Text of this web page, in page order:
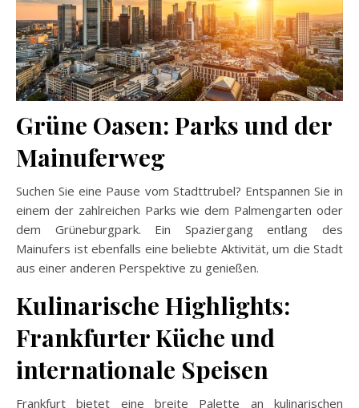
Grüne Oasen: Parks und der
Mainuferweg
Suchen Sie eine Pause vom Stadttrubel? Entspannen Sie in
einem der zahlreichen Parks wie dem Palmengarten oder
dem Grüneburgpark. Ein Spaziergang entlang des
Mainufers ist ebenfalls eine beliebte Aktivität, um die Stadt
aus einer anderen Perspektive zu genießen.
Kulinarische Highlights:
Frankfurter Küche und
internationale Speisen
Frankfurt bietet eine breite Palette an kulinarischen